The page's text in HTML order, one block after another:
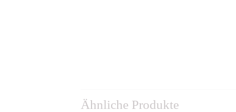
Ähnliche Produkte